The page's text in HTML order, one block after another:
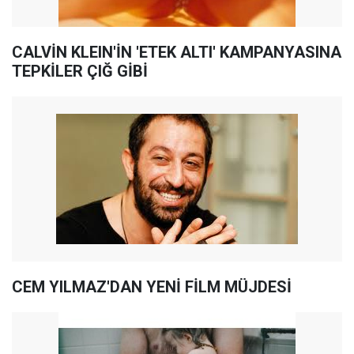
CALVİN KLEIN'İN 'ETEK ALTI' KAMPANYASINA
TEPKİLER ÇIĞ GİBİ
CEM YILMAZ'DAN YENİ FİLM MÜJDESİ